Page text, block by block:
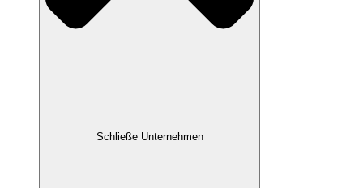
Schließe Unternehmen